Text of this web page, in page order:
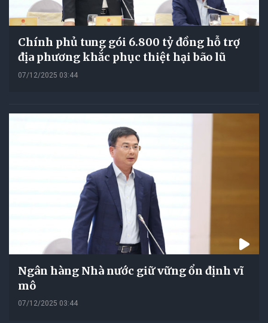
Chính phủ tung gói 6.800 tỷ đồng hỗ trợ
địa phương khắc phục thiệt hại bão lũ
07/12/2025 03:44
Ngân hàng Nhà nước giữ vững ổn định vĩ
mô
07/12/2025 03:44